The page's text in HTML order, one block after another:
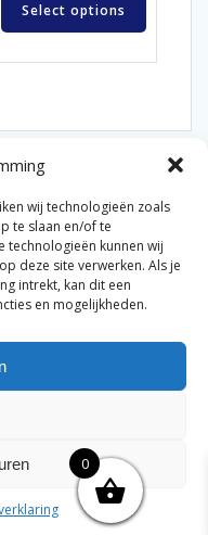
wij technologieën zoals
te slaan en/of te
technologieën kunnen wij
deze site verwerken. Als je
intrekt, kan dit een
en mogelijkheden.
Select options
|Retourbeleid|
Disclaimer
tenzij anders
0